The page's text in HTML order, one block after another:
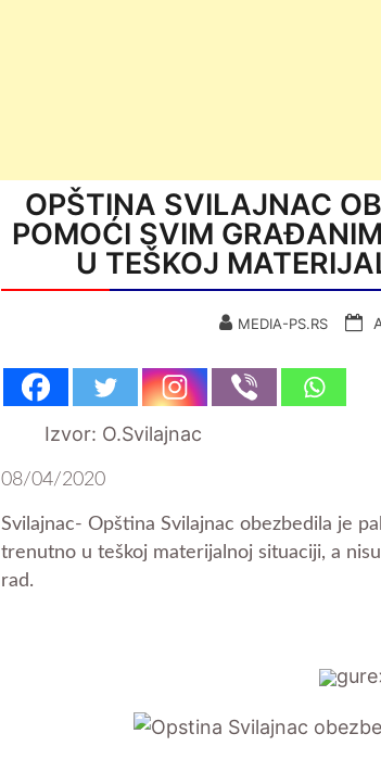
OPŠTINA SVILAJNAC
POMOĆI SVIM
U TEŠKOJ
MEDIA-PS.RS
Izvor: O.Svilajnac
08/04/2020
Svilajnac- Opština Svilajnac obezbedila je
trenutno u teškoj materijalnoj situaciji, a
rad.